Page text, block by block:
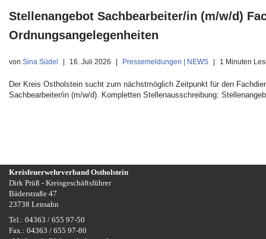
Stellenangebot Sachbearbeiter/in (m/w/d)
Ordnungsangelegenheiten
von Sina Südel 16. Juli 2026 Pressemeldungen | NEWS 1 Minuten
Der Kreis Ostholstein sucht zum nächstmöglich Zeitpunkt für den
Sachbearbeiter/in (m/w/d). Kompletten Stellenausschreibung:
Kreisfeuerwehrverband Ostholstein
Dirk Prüß - Kreisgeschäftsführer
Bäderstraße 47
23738 Lensahn
Tel.: 04363 / 655 97-50
Fax.: 04363 / 655 97-80